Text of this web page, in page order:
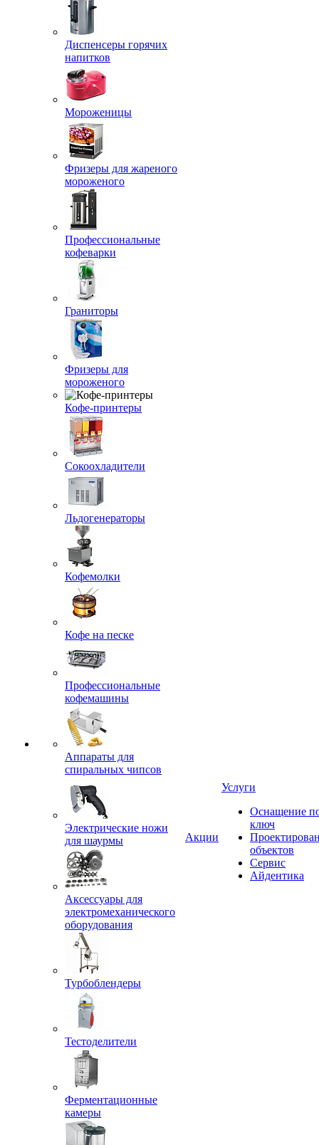
Диспенсеры горячих
напитков
Мороженицы
Фризеры для жареного
мороженого
Профессиональные
кофеварки
Граниторы
Фризеры для
мороженого
Кофе-принтеры
Сокоохладители
Льдогенераторы
Кофемолки
Кофе на песке
Профессиональные
кофемашины
Аппараты для
спиральных чипсов
Электрические ножи
для шаурмы
Аксессуары для
электромеханического
оборудования
Турбоблендеры
Тестоделители
Ферментационные
камеры
Акции
Услуги
Оснащение
ключ
объектов
Сервис
Айдентика